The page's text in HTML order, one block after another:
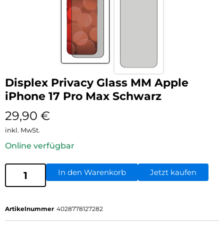
Displex Privacy Glass MM Apple
iPhone 17 Pro Max Schwarz
29,90 €
inkl. MwSt.
Online verfügbar
In den Warenkorb Jetzt kaufen
Artikelnummer 4028778127282